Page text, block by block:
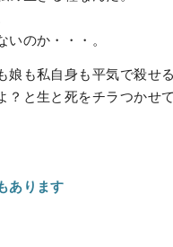
のか・・・。
も私自身も平気で殺せ
と生と死をチラつかせ
あります